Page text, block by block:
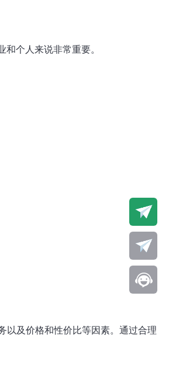
个人来说非常重要。
以及价格和性价比等因素。通过合理